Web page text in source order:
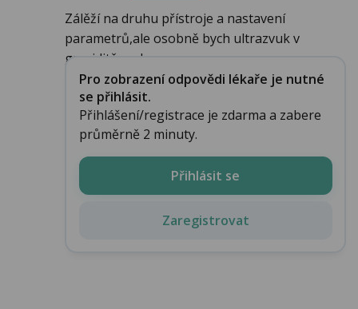
Zálěží na druhu přístroje a nastavení
parametrů,ale osobně bych ultrazvuk v
graviditě ned...
Pro zobrazení odpovědi lékaře je nutné
se přihlásit.
Přihlášení/registrace je zdarma a zabere
průměrně 2 minuty.
Přihlásit se
Zaregistrovat